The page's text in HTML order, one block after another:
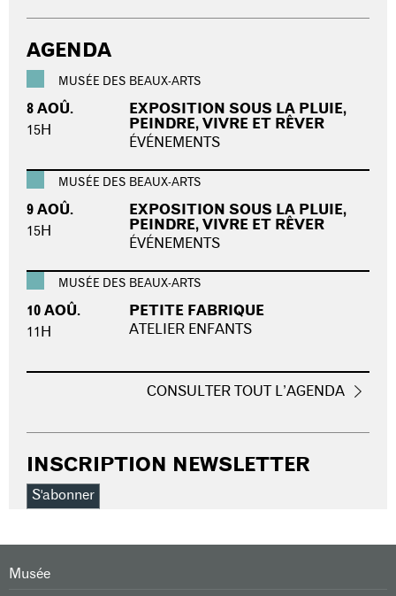
AGENDA
MUSÉE DES BEAUX-ARTS
8 AOÛ.
15H
EXPOSITION SOUS LA PLUIE,
PEINDRE, VIVRE ET RÊVER
ÉVÉNEMENTS
MUSÉE DES BEAUX-ARTS
9 AOÛ.
15H
EXPOSITION SOUS LA PLUIE,
PEINDRE, VIVRE ET RÊVER
ÉVÉNEMENTS
MUSÉE DES BEAUX-ARTS
10 AOÛ.
11H
PETITE FABRIQUE
ATELIER ENFANTS
CONSULTER TOUT L’AGENDA
INSCRIPTION NEWSLETTER
S'abonner
Musée